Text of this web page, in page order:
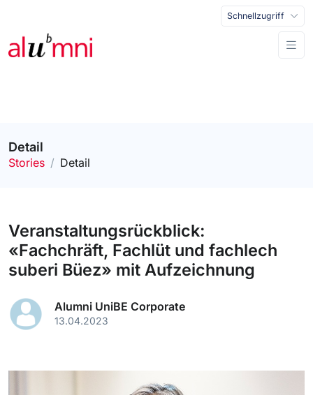
Schnellzugriff
Detail
Stories Detail
Veranstaltungsrückblick:
«Fachchräft, Fachlüt und fachlech
suberi Büez» mit Aufzeichnung
Alumni UniBE Corporate
13.04.2023